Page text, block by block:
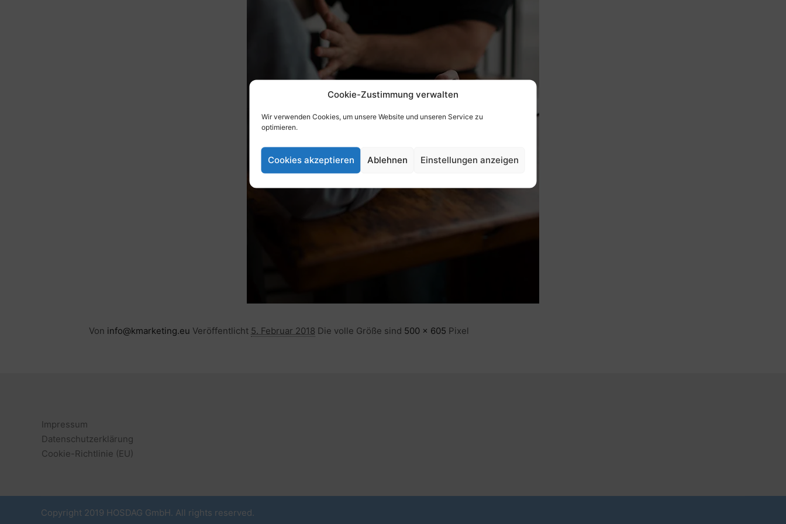
Cookie-Zustimmung verwalten
Wir verwenden Cookies, um unsere Website und unseren Service zu
optimieren.
Cookies akzeptieren Ablehnen Einstellungen anzeigen
Von info@kmarketing.eu Veröffentlicht 5. Februar 2018 Die volle Größe sind 500 × 605 Pixel
Impressum
Datenschutzerklärung
Cookie-Richtlinie (EU)
Copyright 2019 HOSDAG GmbH. All rights reserved.